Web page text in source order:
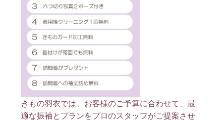
きもの羽衣では、お客様のご予算に合わせて、最
適な振袖とプランをプロのスタッフがご提案させ